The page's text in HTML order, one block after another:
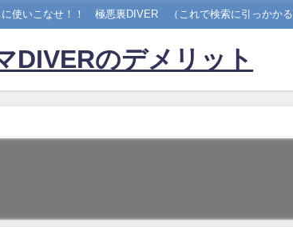
使いこなせ！！ 極悪裏DIVER （これで検索に引っかかる
DIVERのデメリット